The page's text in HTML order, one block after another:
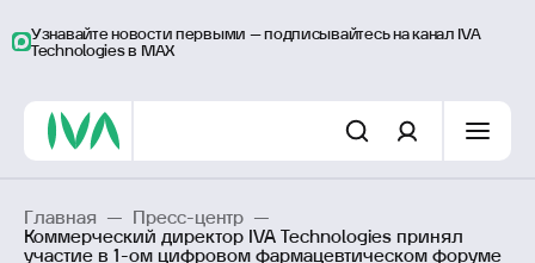
Узнавайте новости первыми – подписывайтесь на канал IVA
Technologies в MAX
Главная — Пресс-центр
—
Коммерческий директор IVA Technologies принял
участие в 1-ом цифровом фармацевтическом форуме